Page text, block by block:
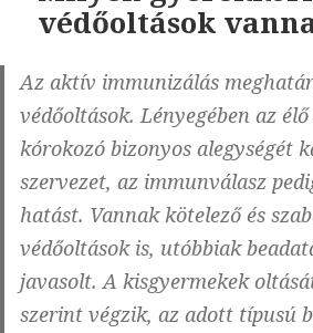
védőoltások
Az aktív immunizálás
védőoltások. Lényegében az
kórokozó bizonyos alegységét
szervezet, az immunválasz
hatást. Vannak kötelező és
védőoltások is, utóbbiak
javasolt. A kisgyermekek
szerint végzik, az adott típusú